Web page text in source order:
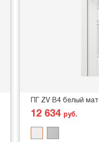
ПГ ZV В4 белый
12 634 руб.